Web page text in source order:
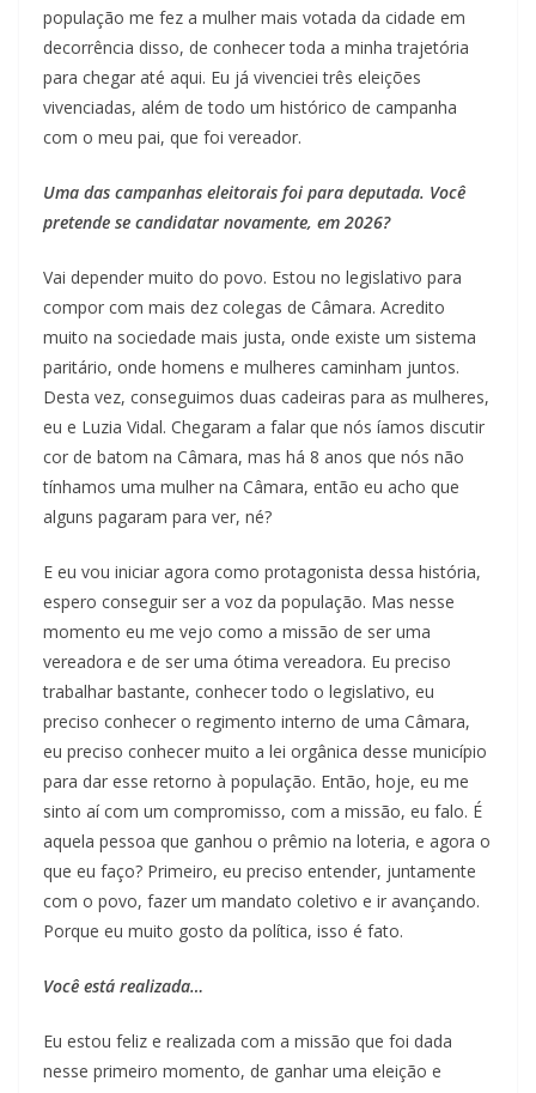
população me fez a mulher mais votada da cidade em
decorrência disso, de conhecer toda a minha trajetória
para chegar até aqui. Eu já vivenciei três eleições
vivenciadas, além de todo um histórico de campanha
com o meu pai, que foi vereador.
Uma das campanhas eleitorais foi para deputada. Você
pretende se candidatar novamente, em 2026?
Vai depender muito do povo. Estou no legislativo para
compor com mais dez colegas de Câmara. Acredito
muito na sociedade mais justa, onde existe um sistema
paritário, onde homens e mulheres caminham juntos.
Desta vez, conseguimos duas cadeiras para as mulheres,
eu e Luzia Vidal. Chegaram a falar que nós íamos discutir
cor de batom na Câmara, mas há 8 anos que nós não
tínhamos uma mulher na Câmara, então eu acho que
alguns pagaram para ver, né?
E eu vou iniciar agora como protagonista dessa história,
espero conseguir ser a voz da população. Mas nesse
momento eu me vejo como a missão de ser uma
vereadora e de ser uma ótima vereadora. Eu preciso
trabalhar bastante, conhecer todo o legislativo, eu
preciso conhecer o regimento interno de uma Câmara,
eu preciso conhecer muito a lei orgânica desse município
para dar esse retorno à população. Então, hoje, eu me
sinto aí com um compromisso, com a missão, eu falo. É
aquela pessoa que ganhou o prêmio na loteria, e agora o
que eu faço? Primeiro, eu preciso entender, juntamente
com o povo, fazer um mandato coletivo e ir avançando.
Porque eu muito gosto da política, isso é fato.
Você está realizada…
Eu estou feliz e realizada com a missão que foi dada
nesse primeiro momento, de ganhar uma eleição e